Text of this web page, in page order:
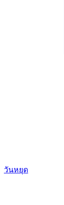
วันหยุด